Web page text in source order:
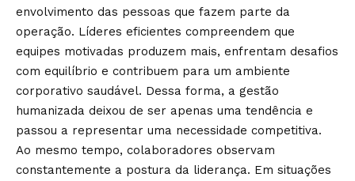
envolvimento das pessoas que fazem parte da
operação. Líderes eficientes compreendem que
equipes motivadas produzem mais, enfrentam desafios
com equilíbrio e contribuem para um ambiente
corporativo saudável. Dessa forma, a gestão
humanizada deixou de ser apenas uma tendência e
passou a representar uma necessidade competitiva.
Ao mesmo tempo, colaboradores observam
constantemente a postura da liderança. Em situações